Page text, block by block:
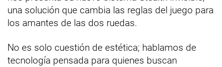
una solución que cambia las reglas del juego para
los amantes de las dos ruedas.
No es solo cuestión de estética; hablamos de
tecnología pensada para quienes buscan